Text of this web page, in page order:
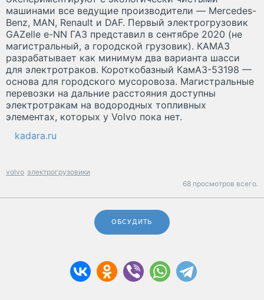
машинами все ведущие производители — Mercedes-
Benz, MAN, Renault и DAF. Первый электрогрузовик
GAZelle e-NN ГАЗ представил в сентябре 2020 (не
магистральный, а городской грузовик). КАМАЗ
разрабатывает как минимум два варианта шасси
для электротраков. Короткобазный КамАЗ-53198 —
основа для городского мусоровоза. Магистральные
перевозки на дальние расстояния доступны
электротракам на водородных топливных
элементах, которых у Volvo пока нет.
kadara.ru
volvo электрогрузовики
68 просмотров всего.
ОБСУДИТЬ